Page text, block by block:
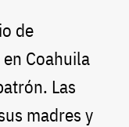
de
Coahuila
Las
madres y